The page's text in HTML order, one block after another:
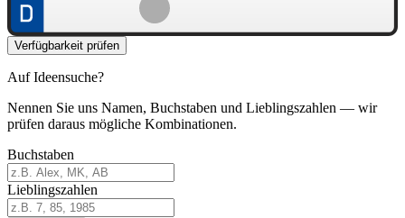
Verfügbarkeit prüfen
Auf Ideensuche?
Nennen Sie uns Namen, Buchstaben und Lieblingszahlen — wir
prüfen daraus mögliche Kombinationen.
Buchstaben
Lieblingszahlen